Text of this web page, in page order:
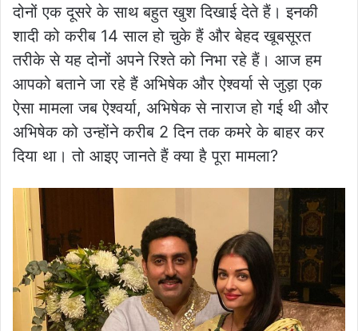
दोनों एक दूसरे के साथ बहुत खुश दिखाई देते हैं। इनकी
शादी को करीब 14 साल हो चुके हैं और बेहद खूबसूरत
तरीके से यह दोनों अपने रिश्ते को निभा रहे हैं। आज हम
आपको बताने जा रहे हैं अभिषेक और ऐश्वर्या से जुड़ा एक
ऐसा मामला जब ऐश्वर्या, अभिषेक से नाराज हो गई थी और
अभिषेक को उन्होंने करीब 2 दिन तक कमरे के बाहर कर
दिया था। तो आइए जानते हैं क्या है पूरा मामला?